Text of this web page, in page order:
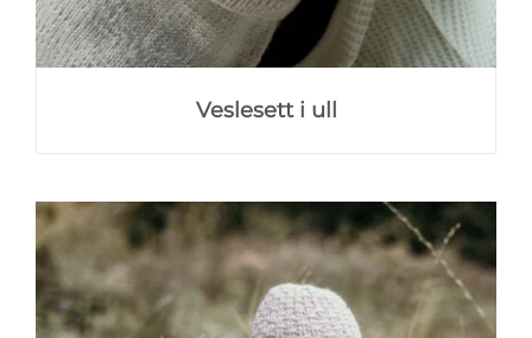
Veslesett i ull